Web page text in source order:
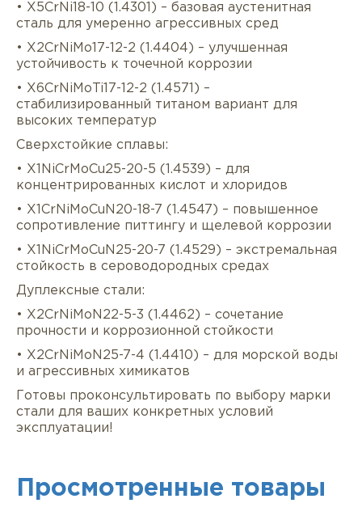
• X5CrNi18-10 (1.4301) – базовая аустенитная
сталь для умеренно агрессивных сред
• X2CrNiMo17-12-2 (1.4404) – улучшенная
устойчивость к точечной коррозии
• X6CrNiMoTi17-12-2 (1.4571) –
стабилизированный титаном вариант для
высоких температур
Сверхстойкие сплавы:
• X1NiCrMoCu25-20-5 (1.4539) – для
концентрированных кислот и хлоридов
• X1CrNiMoCuN20-18-7 (1.4547) – повышенное
сопротивление питтингу и щелевой коррозии
• X1NiCrMoCuN25-20-7 (1.4529) – экстремальная
стойкость в сероводородных средах
Дуплексные стали:
• X2CrNiMoN22-5-3 (1.4462) – сочетание
прочности и коррозионной стойкости
• X2CrNiMoN25-7-4 (1.4410) – для морской воды
и агрессивных химикатов
Готовы проконсультировать по выбору марки
стали для ваших конкретных условий
эксплуатации!
Просмотренные товары